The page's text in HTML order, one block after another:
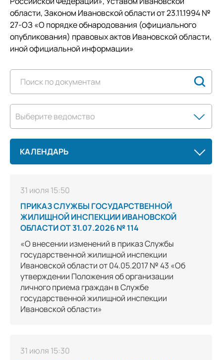
области, Законом Ивановской области от 23.11.1994 №
27-ОЗ «О порядке обнародования (официального
опубликования) правовых актов Ивановской области,
иной официальной информации»
Выберите ведомство
КАЛЕНДАРЬ
31 июля 15:50
ПРИКАЗ СЛУЖБЫ ГОСУДАРСТВЕННОЙ
ЖИЛИЩНОЙ ИНСПЕКЦИИ ИВАНОВСКОЙ
ОБЛАСТИ ОТ 31.07.2026 № 114
«О внесении изменений в приказ Службы
государственной жилищной инспекции
Ивановской области от 04.05.2017 № 43 «Об
утверждении Положения об организации
личного приема граждан в Службе
государственной жилищной инспекции
Ивановской области»
31 июля 15:30